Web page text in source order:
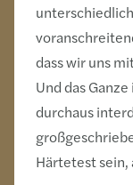
dass wir uns
Und das
durchaus
Härtetest sein,